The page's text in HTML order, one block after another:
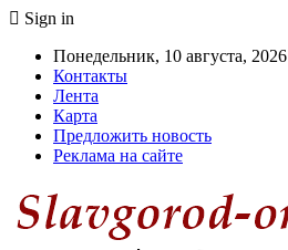
Sign in
Понедельник, 10 августа, 2026
Контакты
Лента
Карта
Предложить новость
Реклама на сайте